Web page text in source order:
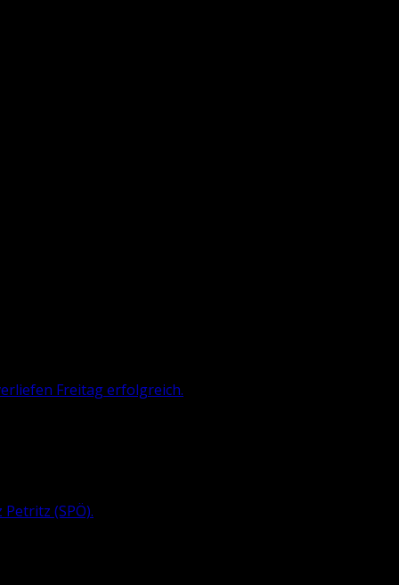
Freitag erfolgreich.
Pe­tritz (SPÖ).